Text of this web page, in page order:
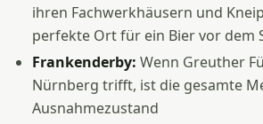
ihren Fachwerkhäusern und
perfekte Ort für ein Bier vor dem
Frankenderby: Wenn Greuther
Nürnberg trifft, ist die gesamte
Ausnahmezustand